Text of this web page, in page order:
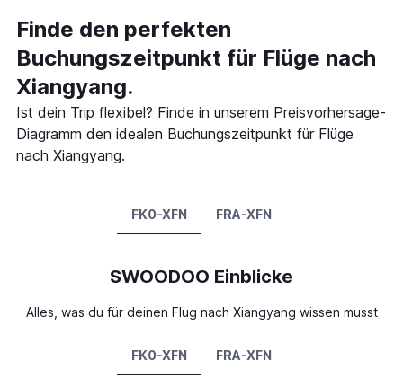
Finde den perfekten
Buchungszeitpunkt für Flüge nach
Xiangyang.
Ist dein Trip flexibel? Finde in unserem Preisvorhersage-
Diagramm den idealen Buchungszeitpunkt für Flüge
nach Xiangyang.
FK0-XFN FRA-XFN
SWOODOO Einblicke
Alles, was du für deinen Flug nach Xiangyang wissen musst
FK0-XFN FRA-XFN